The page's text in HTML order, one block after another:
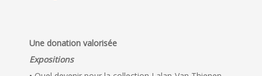
Une donation valorisée
Expositions